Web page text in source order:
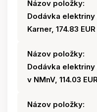
Názov položky:
Dodávka elektriny
Karner, 174.83 EUR
Názov položky:
Dodávka elektriny
v NMnV, 114.03 EUR
Názov položky: